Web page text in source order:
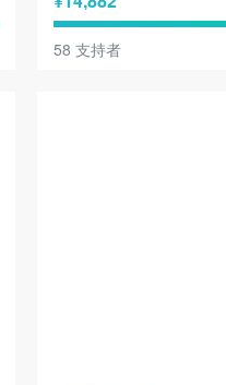
58 支持者